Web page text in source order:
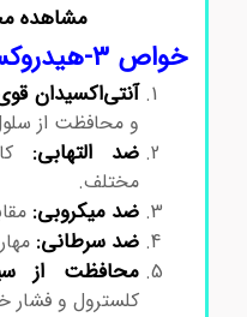
مشاهده
خواص ۳-هیدروکسی تیروزول
آنتی‌اکسیدان قوی:
و محافظت از
ضد التهابی:
مختلف.
ضد میکروبی:
ضد سرطانی:مهار
محافظت از
کلسترول و فشار